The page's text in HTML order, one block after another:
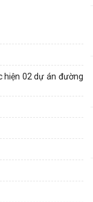
hiện 02 dự án đường